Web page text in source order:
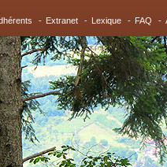
- Extranet - Lexique - FAQ -